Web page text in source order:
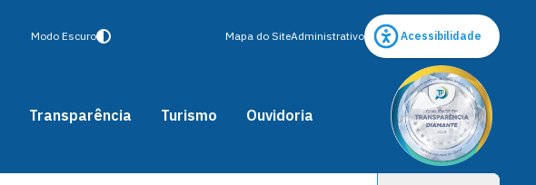
Modo Escuro Mapa do SiteAdministrativo Acessibilidade
Transparência Turismo Ouvidoria